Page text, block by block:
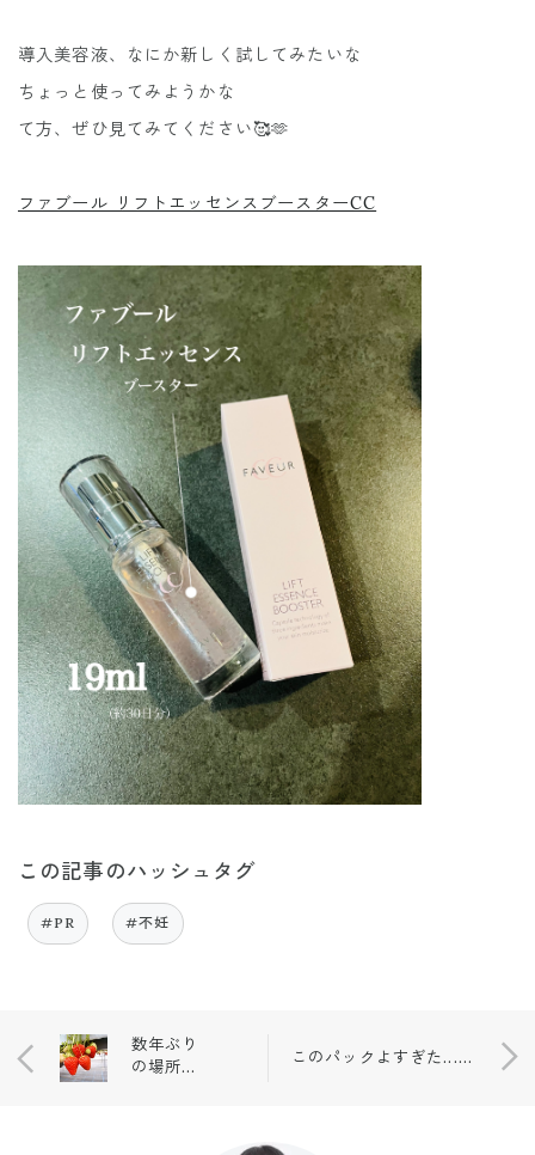
導入美容液、なにか新しく試してみたいな
ちょっと使ってみようかな
て方、ぜひ見てみてください🥰🫶
ファブール リフトエッセンスブースターCC
この記事のハッシュタグ
#PR #不妊
数年ぶり
の場所へ
このパックよすぎた....！🥺✨